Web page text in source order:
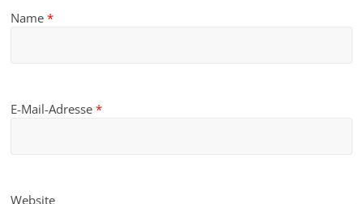
Name*
E-Mail-Adresse*
Website